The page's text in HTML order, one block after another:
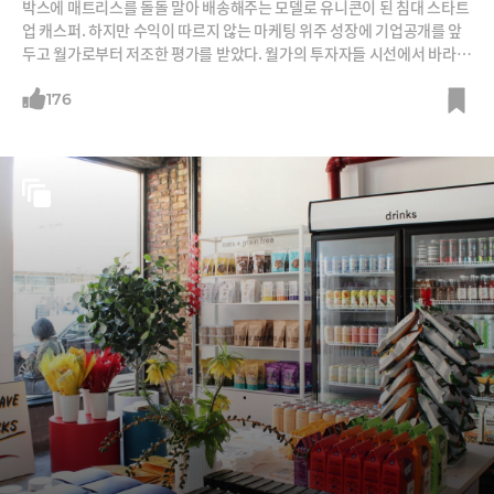
박스에 매트리스를 돌돌 말아 배송해주는 모델로 유니콘이 된 침대 스타트
업 캐스퍼. 하지만 수익이 따르지 않는 마케팅 위주 성장에 기업공개를 앞
두고 월가로부터 저조한 평가를 받았다. 월가의 투자자들 시선에서 바라본
176